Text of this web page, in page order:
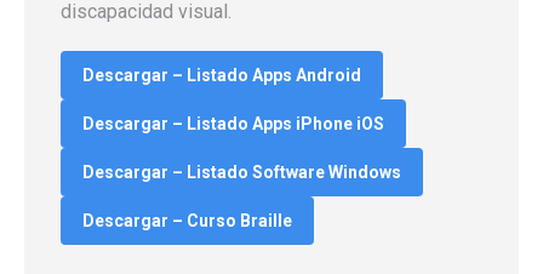
discapacidad visual.
Descargar – Listado Apps Android
Descargar – Listado Apps iPhone iOS
Descargar – Listado Software Windows
Descargar – Curso Braille